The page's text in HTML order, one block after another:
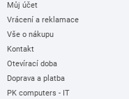
Můj účet
Vrácení a reklamace
Vše o nákupu
Kontakt
Otevírací doba
Doprava a platba
PK computers - IT